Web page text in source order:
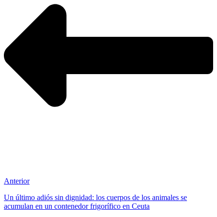
Anterior
Un último adiós sin dignidad: los cuerpos de los animales se
acumulan en un contenedor frigorífico en Ceuta